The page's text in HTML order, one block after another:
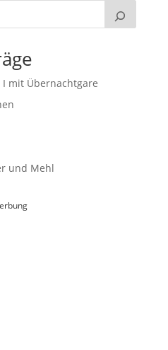
mit Übernachtgare
und Mehl